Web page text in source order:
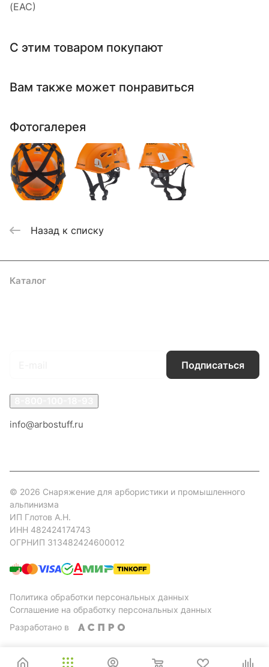
(ЕАС)
С этим товаром покупают
Вам также может понравиться
Фотогалерея
Назад к списку
Каталог
Подписаться
info@arbostuff.ru
© 2026 Снаряжение для арбористики и промышленного
альпинизма
ИП Глотов А.Н.
ИНН 482424174743
ОГРНИП 313482424600012
Политика обработки персональных данных
Соглашение на обработку персональных данных
Разработано в